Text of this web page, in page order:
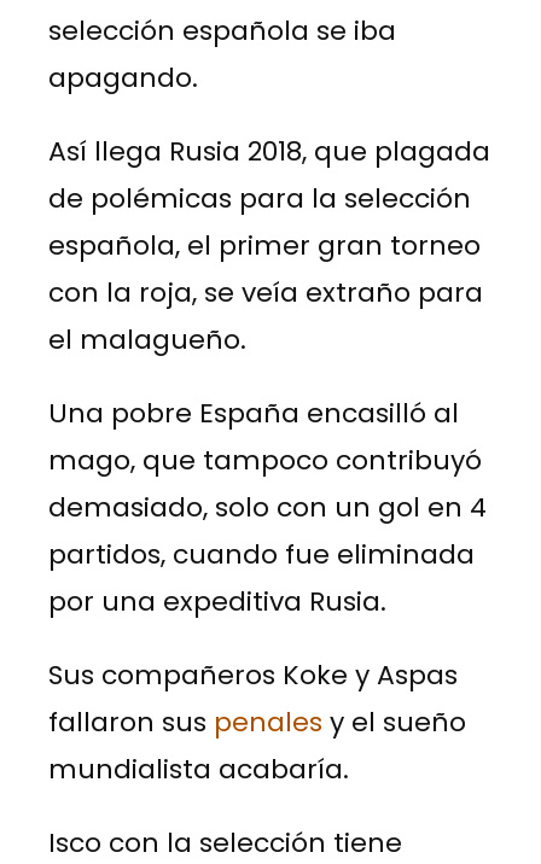
selección española se iba
apagando.
Así llega Rusia 2018, que plagada
de polémicas para la selección
española, el primer gran torneo
con la roja, se veía extraño para
el malagueño.
Una pobre España encasilló al
mago, que tampoco contribuyó
demasiado, solo con un gol en 4
partidos, cuando fue eliminada
por una expeditiva Rusia.
Sus compañeros Koke y Aspas
fallaron sus penales y el sueño
mundialista acabaría.
Isco con la selección tiene